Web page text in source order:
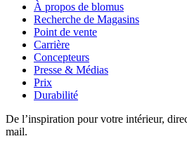
À propos de blomus
Recherche de Magasins
Point de vente
Carrière
Concepteurs
Presse & Médias
Prix
Durabilité
De l’inspiration pour votre intérieur,
mail.